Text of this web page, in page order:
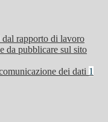
rapporto di lavoro
da pubblicare sul sito
dei dati 1